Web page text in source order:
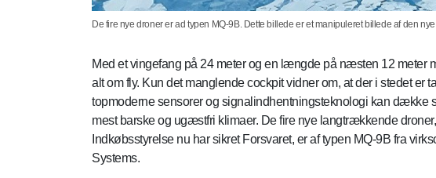
De fire nye droner er ad typen MQ-9B. Dette billede er et manipuleret billede af den
Med et vingefang på 24 meter og en længde på næsten 12 meter
alt om fly. Kun det manglende cockpit vidner om, at der i stedet er
topmoderne sensorer og signalindhentningsteknologi kan dække
mest barske og ugæstfri klimaer. De fire nye langtrækkende
Indkøbsstyrelse nu har sikret Forsvaret, er af typen MQ-9B fra
Systems.